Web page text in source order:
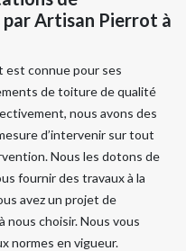
par Artisan Pierrot à
est connue pour ses
de toiture de qualité
nous avons des
d’intervenir sur tout
Nous les dotons de
fournir des travaux à la
avez un projet de
nous choisir. Nous vous
normes en vigueur.